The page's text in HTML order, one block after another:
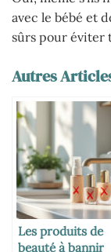
avec le bébé et
sûrs pour éviter
Autres
Les produits de
beauté à bannir